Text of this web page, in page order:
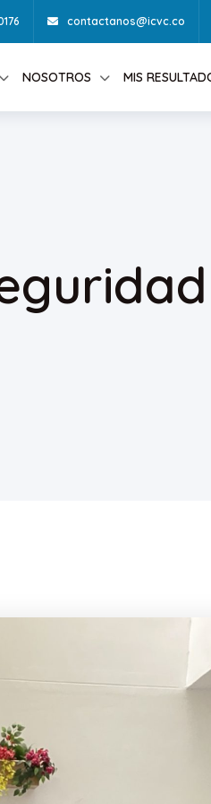
contactanos@icvc.co
NOSOTROS MIS